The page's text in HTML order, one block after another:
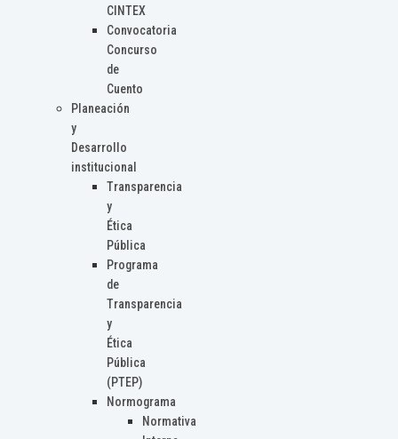
CINTEX
Convocatoria
Concurso
de
Cuento
Planeación
y
Desarrollo
institucional
Transparencia
y
Ética
Pública
Programa
de
Transparencia
y
Ética
Pública
(PTEP)
Normograma
Normativa